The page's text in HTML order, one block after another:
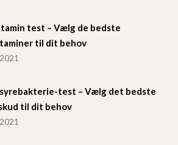
test – Vælg de bedste
til dit behov
test – Vælg det bedste
til dit behov